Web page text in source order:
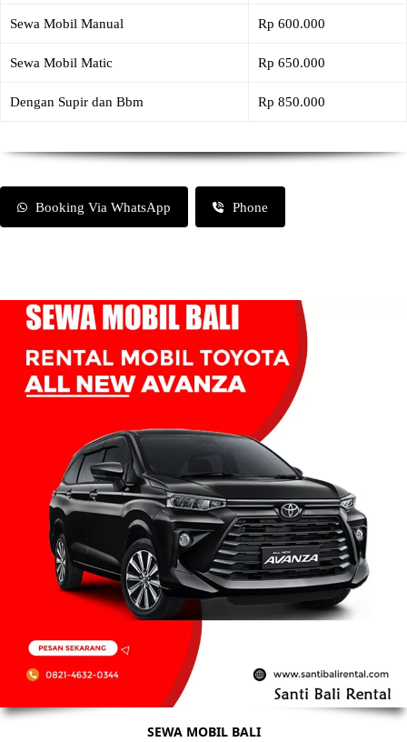
Sewa Mobil Manual Rp 600.000
Sewa Mobil Matic Rp 650.000
Dengan Supir dan Bbm Rp 850.000
Booking Via WhatsApp Phone
SEWA MOBIL BALI